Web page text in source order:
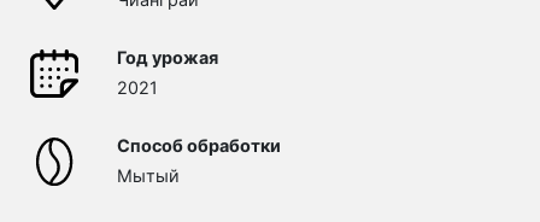
Год урожая
2021
Способ обработки
Мытый